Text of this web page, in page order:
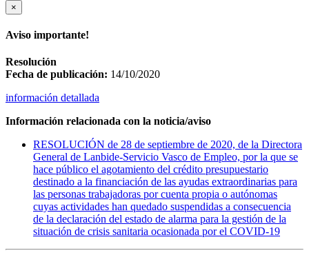
×
Aviso importante!
Resolución
Fecha de publicación: 14/10/2020
información detallada
Información relacionada con la noticia/aviso
RESOLUCIÓN de 28 de septiembre de 2020, de la Directora
General de Lanbide-Servicio Vasco de Empleo, por la que se
hace público el agotamiento del crédito presupuestario
destinado a la financiación de las ayudas extraordinarias para
las personas trabajadoras por cuenta propia o autónomas
cuyas actividades han quedado suspendidas a consecuencia
de la declaración del estado de alarma para la gestión de la
situación de crisis sanitaria ocasionada por el COVID-19